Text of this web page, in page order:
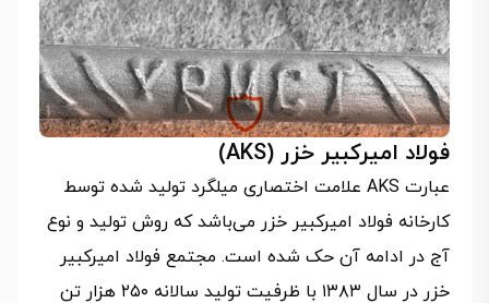
فولاد امیرکبیر خزر (AKS)
عبارت AKS علامت اختصاری میلگرد تولید شده توسط
کارخانه فولاد امیرکبیر خزر می‌باشد که روش تولید و نوع
آج در ادامه آن حک شده است. مجتمع فولاد امیرکبیر
خزر در سال ۱۳۸۳ با ظرفیت تولید سالانه ۲۵۰ هزار تن